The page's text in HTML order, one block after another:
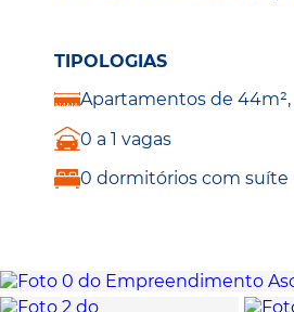
TIPOLOGIAS
Apartamentos de 44m²,
0 a 1 vagas
0 dormitórios com suíte